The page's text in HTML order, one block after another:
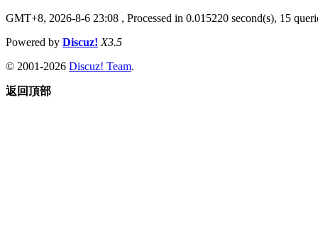
GMT+8, 2026-8-6 23:08 , Processed in 0.015220 second(s), 15
Powered by Discuz! X3.5
© 2001-2026 Discuz! Team.
返回頂部